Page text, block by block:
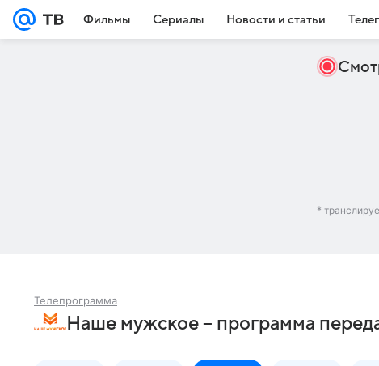
Фильмы Сериалы Новости и статьи
*
Телепрограмма
Наше мужское – программа